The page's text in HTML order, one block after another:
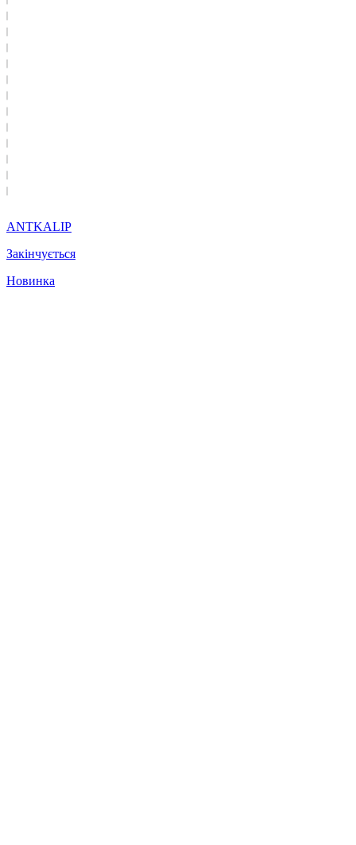
ANTKALIP
Закінчується
Новинка